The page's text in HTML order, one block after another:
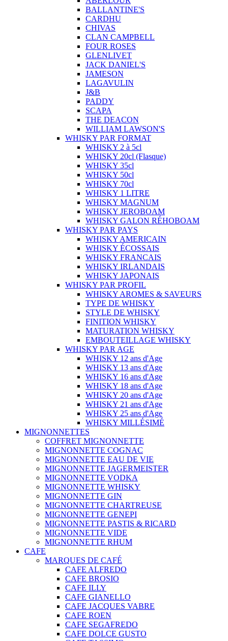
BALLANTINE'S
CARDHU
CHIVAS
CLAN CAMPBELL
FOUR ROSES
GLENLIVET
JACK DANIEL'S
JAMESON
LAGAVULIN
J&B
PADDY
SCAPA
THE DEACON
WILLIAM LAWSON'S
WHISKY PAR FORMAT
WHISKY 2 à 5cl
WHISKY 20cl (Flasque)
WHISKY 35cl
WHISKY 50cl
WHISKY 70cl
WHISKY 1 LITRE
WHISKY MAGNUM
WHISKY JEROBOAM
WHISKY GALON RÉHOBOAM
WHISKY PAR PAYS
WHISKY AMERICAIN
WHISKY ÉCOSSAIS
WHISKY FRANCAIS
WHISKY IRLANDAIS
WHISKY JAPONAIS
WHISKY PAR PROFIL
WHISKY AROMES & SAVEURS
TYPE DE WHISKY
STYLE DE WHISKY
FINITION WHISKY
MATURATION WHISKY
EMBOUTEILLAGE WHISKY
WHISKY PAR AGE
WHISKY 12 ans d'Age
WHISKY 13 ans d'Age
WHISKY 16 ans d'Age
WHISKY 18 ans d'Age
WHISKY 20 ans d'Age
WHISKY 21 ans d'Age
WHISKY 25 ans d'Age
WHISKY MILLÉSIMÉ
MIGNONNETTES
COFFRET MIGNONNETTE
MIGNONNETTE COGNAC
MIGNONNETTE EAU DE VIE
MIGNONNETTE JAGERMEISTER
MIGNONNETTE VODKA
MIGNONNETTE WHISKY
MIGNONNETTE GIN
MIGNONNETTE CHARTREUSE
MIGNONNETTE GENEPI
MIGNONNETTE PASTIS & RICARD
MIGNONNETTE VIDE
MIGNONNETTE RHUM
CAFE
MARQUES DE CAFÉ
CAFE ALFREDO
CAFE BROSIO
CAFE ILLY
CAFE GIANELLO
CAFE JACQUES VABRE
CAFE ROEN
CAFE SEGAFREDO
CAFE DOLCE GUSTO